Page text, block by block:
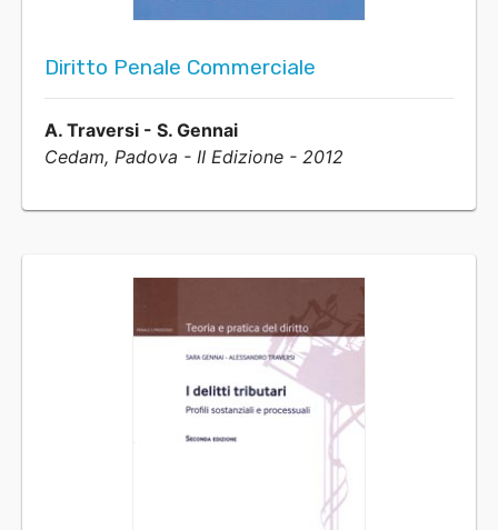
Diritto Penale Commerciale
A. Traversi - S. Gennai
Cedam, Padova - II Edizione - 2012